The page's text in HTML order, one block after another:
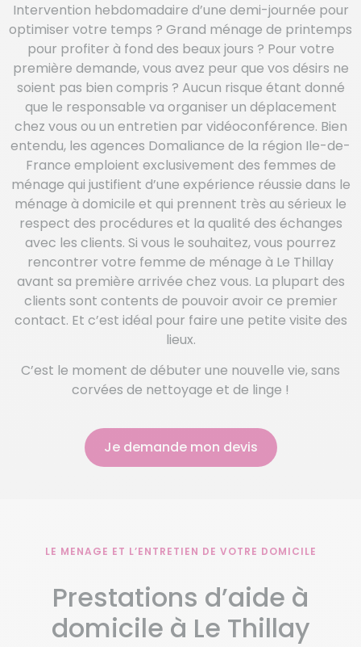
Intervention hebdomadaire d’une demi-journée pour
optimiser votre temps ? Grand ménage de printemps
pour profiter à fond des beaux jours ? Pour votre
première demande, vous avez peur que vos désirs ne
soient pas bien compris ? Aucun risque étant donné
que le responsable va organiser un déplacement
chez vous ou un entretien par vidéoconférence. Bien
entendu, les agences Domaliance de la région Ile-de-
France emploient exclusivement des femmes de
ménage qui justifient d’une expérience réussie dans le
ménage à domicile et qui prennent très au sérieux le
respect des procédures et la qualité des échanges
avec les clients. Si vous le souhaitez, vous pourrez
rencontrer votre femme de ménage à Le Thillay
avant sa première arrivée chez vous. La plupart des
clients sont contents de pouvoir avoir ce premier
contact. Et c’est idéal pour faire une petite visite des
lieux.
C’est le moment de débuter une nouvelle vie, sans
corvées de nettoyage et de linge !
Je demande mon devis
LE MENAGE ET L’ENTRETIEN DE VOTRE DOMICILE
Prestations d’aide à
domicile à Le Thillay